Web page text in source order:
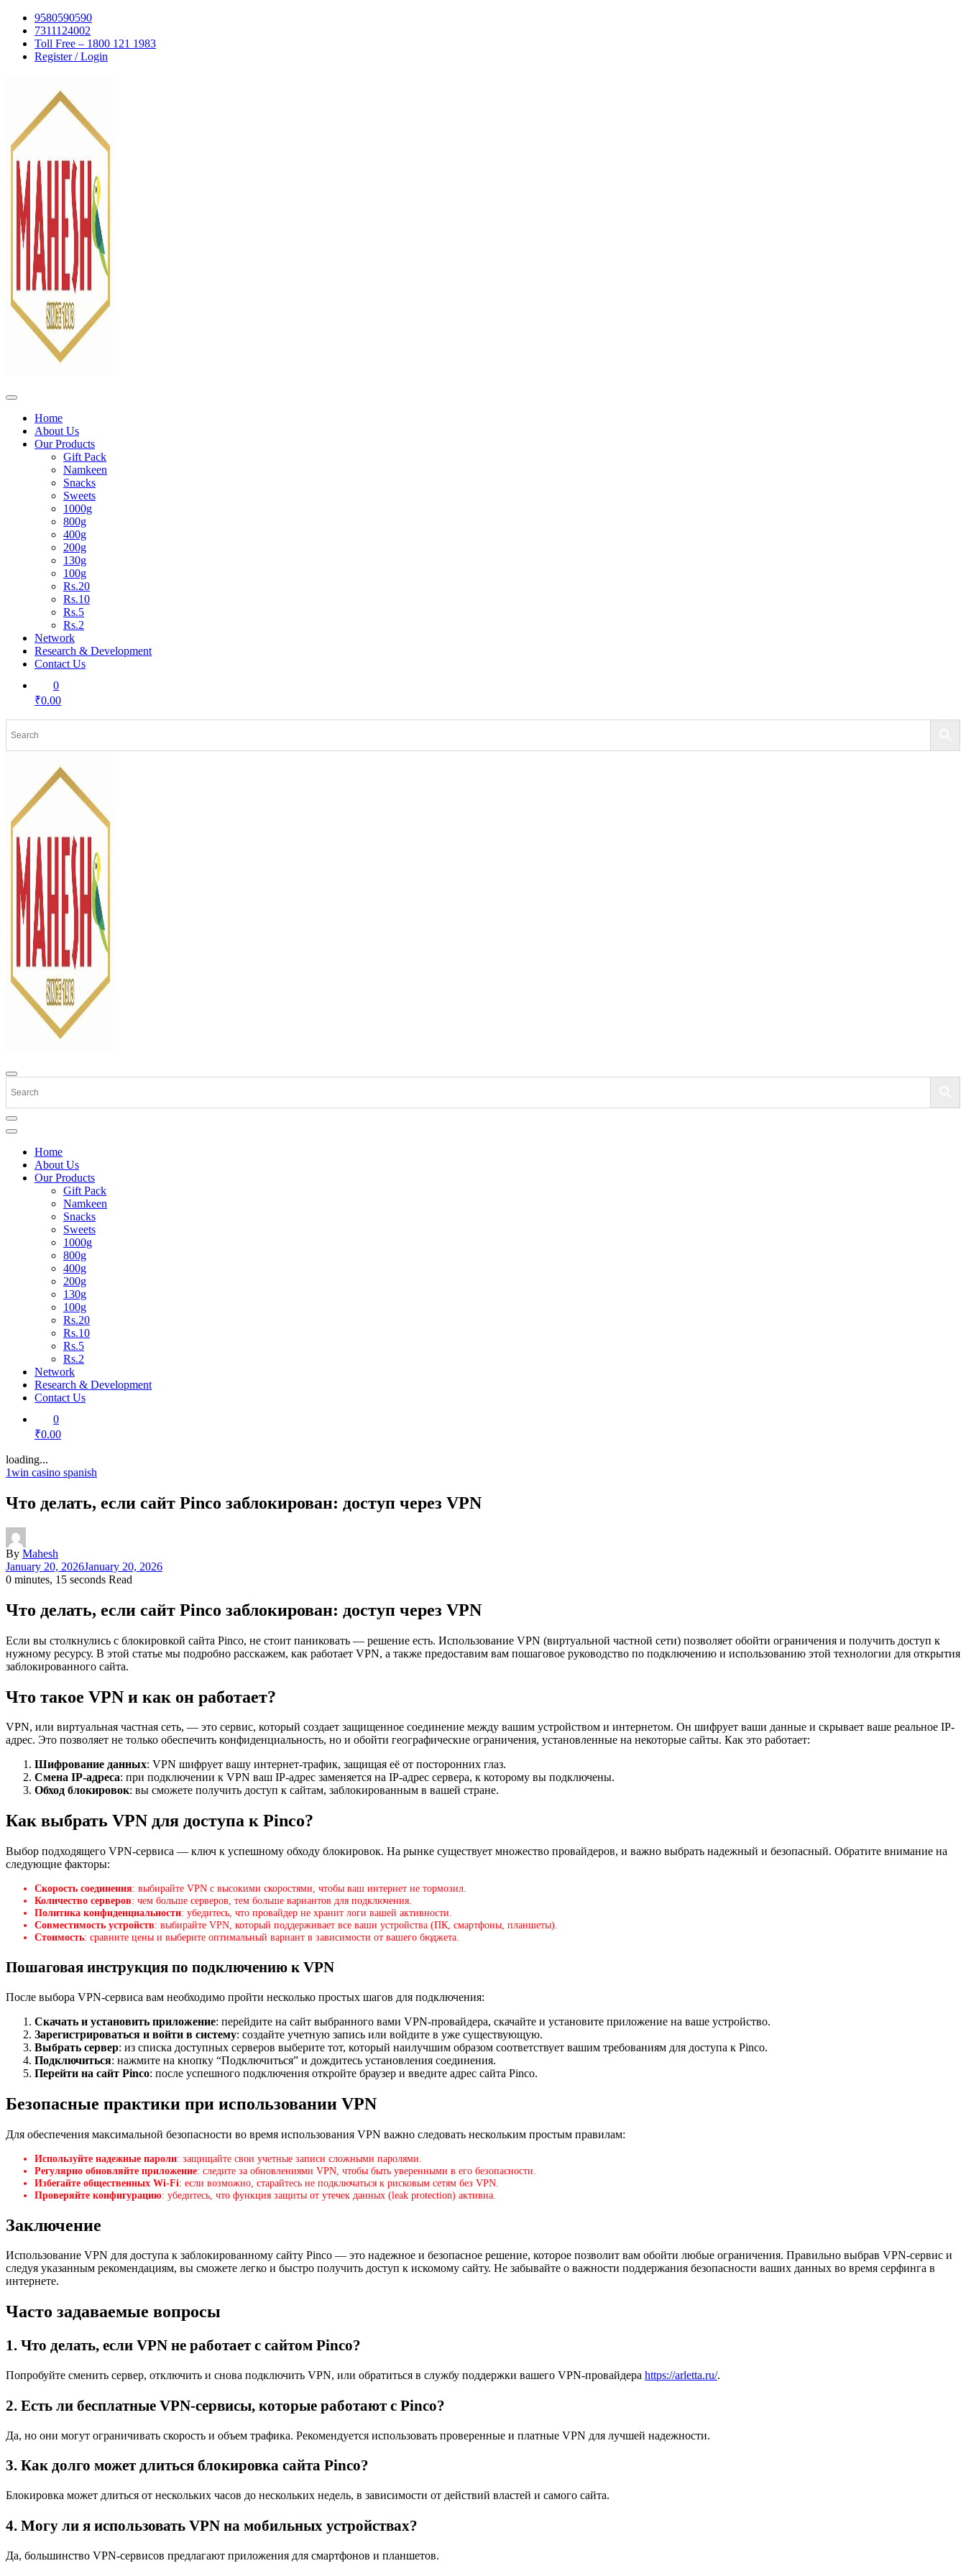
Skip
content
9580590590
7311124002
Toll Free – 1800 121 1983
Register / Login
Home
About Us
Our Products
Gift Pack
Namkeen
Snacks
Sweets
1000g
800g
400g
200g
130g
100g
Rs.20
Rs.10
Rs.5
Rs.2
Network
Research & Development
Contact Us
0
₹0.00
Home
About Us
Our Products
Gift Pack
Namkeen
Snacks
Sweets
1000g
800g
400g
200g
130g
100g
Rs.20
Rs.10
Rs.5
Rs.2
Network
Research & Development
Contact Us
0
₹0.00
loading...
1win casino spanish
Что делать, если сайт Pinco заблокирован: доступ через VPN
By Mahesh
January 20, 2026January 20, 2026
0 minutes, 15 seconds Read
Что делать, если сайт Pinco заблокирован: доступ через VPN
Если вы столкнулись с блокировкой сайта Pinco, не стоит паниковать — решение есть. Использование VPN (виртуальной частной сети) позволяет обойти ограничения и получить доступ к
нужному ресурсу. В этой статье мы подробно расскажем, как работает VPN, а также предоставим вам пошаговое руководство по подключению и использованию этой технологии для открытия
заблокированного сайта.
Что такое VPN и как он работает?
VPN, или виртуальная частная сеть, — это сервис, который создает защищенное соединение между вашим устройством и интернетом. Он шифрует ваши данные и скрывает ваше реальное IP-
адрес. Это позволяет не только обеспечить конфиденциальность, но и обойти географические ограничения, установленные на некоторые сайты. Как это работает:
Шифрование данных: VPN шифрует вашу интернет-трафик, защищая её от посторонних глаз.
Смена IP-адреса: при подключении к VPN ваш IP-адрес заменяется на IP-адрес сервера, к которому вы подключены.
Обход блокировок: вы сможете получить доступ к сайтам, заблокированным в вашей стране.
Как выбрать VPN для доступа к Pinco?
Выбор подходящего VPN-сервиса — ключ к успешному обходу блокировок. На рынке существует множество провайдеров, и важно выбрать надежный и безопасный. Обратите внимание на
следующие факторы:
Скорость соединения: выбирайте VPN с высокими скоростями, чтобы ваш интернет не тормозил.
Количество серверов: чем больше серверов, тем больше вариантов для подключения.
Политика конфиденциальности: убедитесь, что провайдер не хранит логи вашей активности.
Совместимость устройств: выбирайте VPN, который поддерживает все ваши устройства (ПК, смартфоны, планшеты).
Стоимость: сравните цены и выберите оптимальный вариант в зависимости от вашего бюджета.
Пошаговая инструкция по подключению к VPN
После выбора VPN-сервиса вам необходимо пройти несколько простых шагов для подключения:
Скачать и установить приложение: перейдите на сайт выбранного вами VPN-провайдера, скачайте и установите приложение на ваше устройство.
Зарегистрироваться и войти в систему: создайте учетную запись или войдите в уже существующую.
Выбрать сервер: из списка доступных серверов выберите тот, который наилучшим образом соответствует вашим требованиям для доступа к Pinco.
Подключиться: нажмите на кнопку “Подключиться” и дождитесь установления соединения.
Перейти на сайт Pinco: после успешного подключения откройте браузер и введите адрес сайта Pinco.
Безопасные практики при использовании VPN
Для обеспечения максимальной безопасности во время использования VPN важно следовать нескольким простым правилам:
Используйте надежные пароли: защищайте свои учетные записи сложными паролями.
Регулярно обновляйте приложение: следите за обновлениями VPN, чтобы быть уверенными в его безопасности.
Избегайте общественных Wi-Fi: если возможно, старайтесь не подключаться к рисковым сетям без VPN.
Проверяйте конфигурацию: убедитесь, что функция защиты от утечек данных (leak protection) активна.
Заключение
Использование VPN для доступа к заблокированному сайту Pinco — это надежное и безопасное решение, которое позволит вам обойти любые ограничения. Правильно выбрав VPN-сервис и
следуя указанным рекомендациям, вы сможете легко и быстро получить доступ к искомому сайту. Не забывайте о важности поддержания безопасности ваших данных во время серфинга в
интернете.
Часто задаваемые вопросы
1. Что делать, если VPN не работает с сайтом Pinco?
Попробуйте сменить сервер, отключить и снова подключить VPN, или обратиться в службу поддержки вашего VPN-провайдера https://arletta.ru/.
2. Есть ли бесплатные VPN-сервисы, которые работают с Pinco?
Да, но они могут ограничивать скорость и объем трафика. Рекомендуется использовать проверенные и платные VPN для лучшей надежности.
3. Как долго может длиться блокировка сайта Pinco?
Блокировка может длиться от нескольких часов до нескольких недель, в зависимости от действий властей и самого сайта.
4. Могу ли я использовать VPN на мобильных устройствах?
Да, большинство VPN-сервисов предлагают приложения для смартфонов и планшетов.